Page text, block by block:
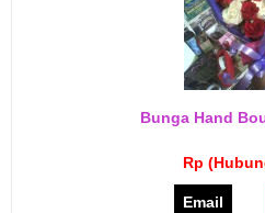
Bunga Hand
Rp
Email